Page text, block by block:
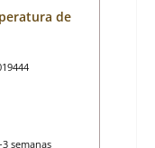
de
semanas